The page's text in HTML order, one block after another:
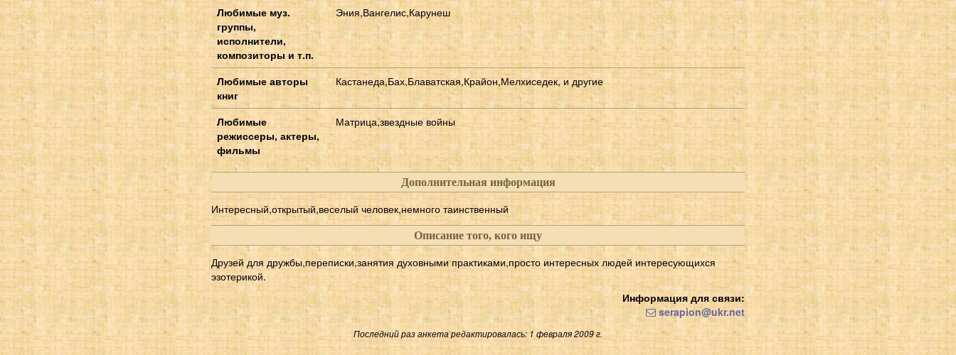
Любимые муз.
группы,
исполнители,
композиторы и т.п.
Эния,Вангелис,Карунеш
Любимые авторы
книг
Кастанеда,Бах,Блаватская,Крайон,Мелхиседек, и другие
Любимые
режиссеры, актеры,
фильмы
Матрица,звездные войны
Дополнительная информация
Интересный,открытый,веселый человек,немного таинственный
Описание того, кого ищу
Друзей для дружбы,переписки,занятия духовными практиками,просто интересных людей интересующихся
эзотерикой.
Информация для связи:
serapion@ukr.net
Последний раз анкета редактировалась: 1 февраля 2009 г.